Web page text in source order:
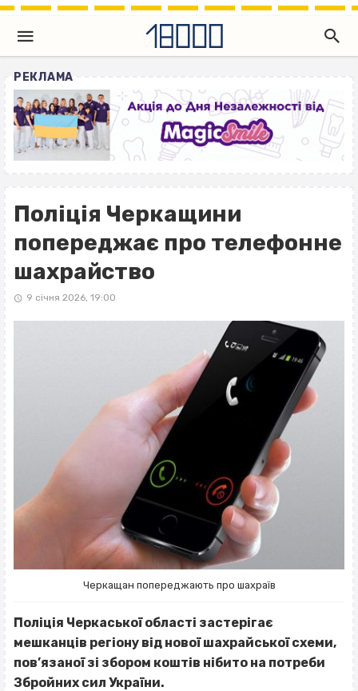
РЕКЛАМА
Поліція Черкащини
попереджає про телефонне
шахрайство
9 січня 2026, 19:00
Черкащан попереджають про шахраїв
Поліція Черкаської області застерігає
мешканців регіону від нової шахрайської схеми,
пов’язаної зі збором коштів нібито на потреби
Збройних сил України.